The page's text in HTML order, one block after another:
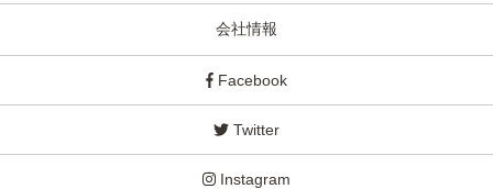
会社情報
Facebook
Twitter
Instagram